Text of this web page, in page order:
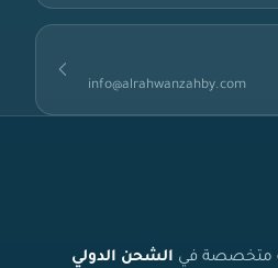
info@alrahwanzahby.com
متخصصة في الشحن الدولي